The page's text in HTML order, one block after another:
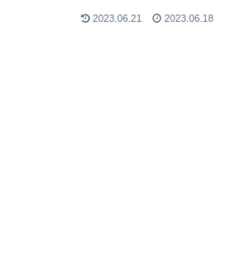
2023.06.21 2023.06.18